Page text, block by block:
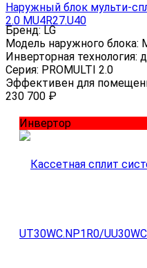
Наружный блок мульти-
2.0 MU4R27.U40
Бренд: LG
Модель наружного блока:
Инверторная технология:
Серия: PROMULTI 2.0
Эффективен для
230 700 ₽
Инвертор